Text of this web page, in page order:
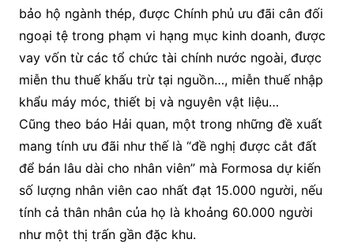
bảo hộ ngành thép, được Chính phủ ưu đãi cân đối
ngoại tệ trong phạm vi hạng mục kinh doanh, được
vay vốn từ các tổ chức tài chính nước ngoài, được
miễn thu thuế khấu trừ tại nguồn…, miễn thuế nhập
khẩu máy móc, thiết bị và nguyên vật liệu…
Cũng theo báo Hải quan, một trong những đề xuất
mang tính ưu đãi như thế là “đề nghị được cắt đất
để bán lâu dài cho nhân viên” mà Formosa dự kiến
số lượng nhân viên cao nhất đạt 15.000 người, nếu
tính cả thân nhân của họ là khoảng 60.000 người
như một thị trấn gần đặc khu.